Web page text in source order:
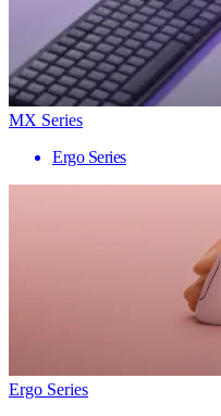
MX Series
Ergo Series
Ergo Series